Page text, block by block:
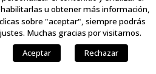
TODOS LOS DERECHOS RESERVADOS.
u obtener más información,
sobre "aceptar", siempre podrás
Muchas gracias por visitarnos.
Aceptar Rechazar